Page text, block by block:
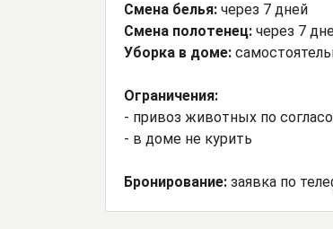
Смена белья: через 7 дней
Смена полотенец: через 7
Уборка в доме:
Ограничения:
- привоз животных по
- в доме не курить
Бронирование: заявка по